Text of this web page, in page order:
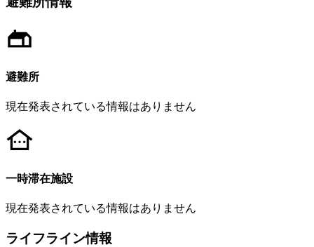
避難所
現在発表されている情報はありません
一時滞在施設
現在発表されている情報はありません
ライフライン情報